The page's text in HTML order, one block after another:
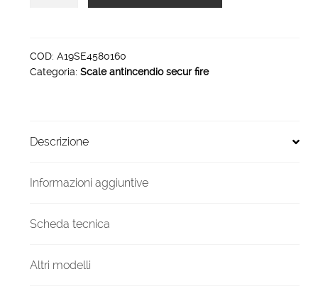
securfire
h
45°
COD: A19SE4580160
Categoria: Scale antincendio secur fire
Descrizione
Informazioni aggiuntive
Scheda tecnica
Altri modelli